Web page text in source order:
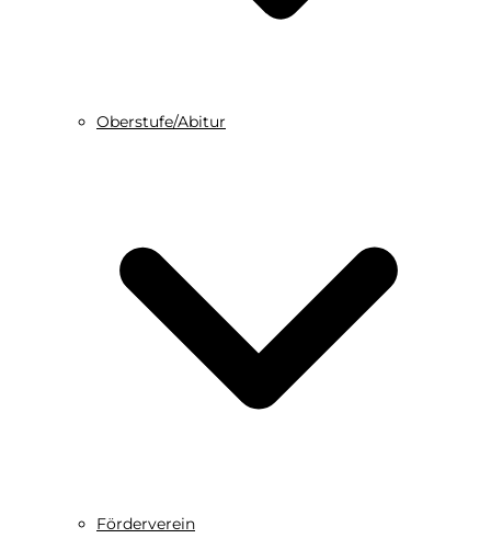
Oberstufe/Abitur
Förderverein